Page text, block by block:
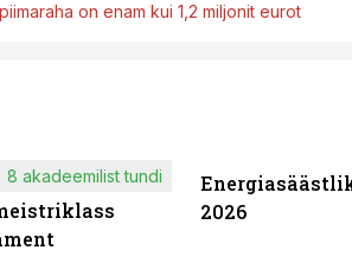
on enam kui 1,2 miljonit eurot
8 akadeemilist tundi
2026